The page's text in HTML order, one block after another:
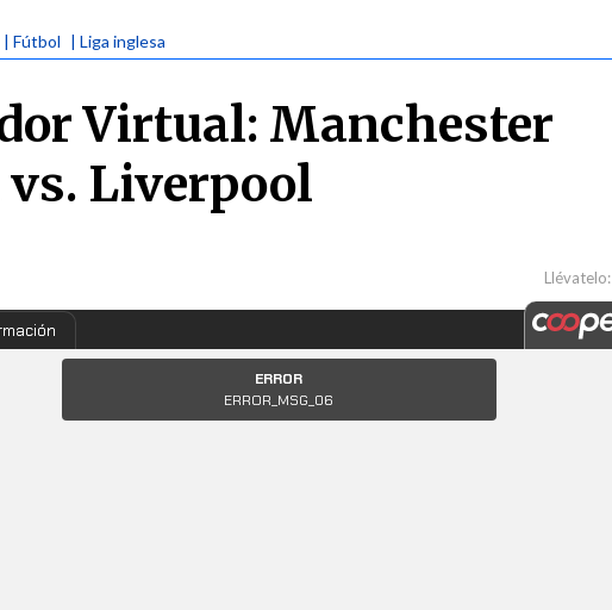
| Fútbol | Liga inglesa
Virtual: Manchester
Liverpool
Llévatelo: